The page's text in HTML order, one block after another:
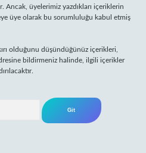
üyelerimiz yazdıkları içeriklerin
üye olarak bu sorumluluğu kabul etmiş
olduğunu düşündüğünüz içerikleri,
bildirmeniz halinde, ilgili içerikler